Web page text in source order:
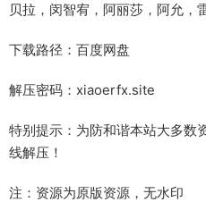
贝拉，闵智宥，阿丽莎，阿允，
下载路径：百度网盘
解压密码：xiaoerfx.site
特别提示：为防和谐本站大多数
线解压！
注：资源为原版资源，无水印